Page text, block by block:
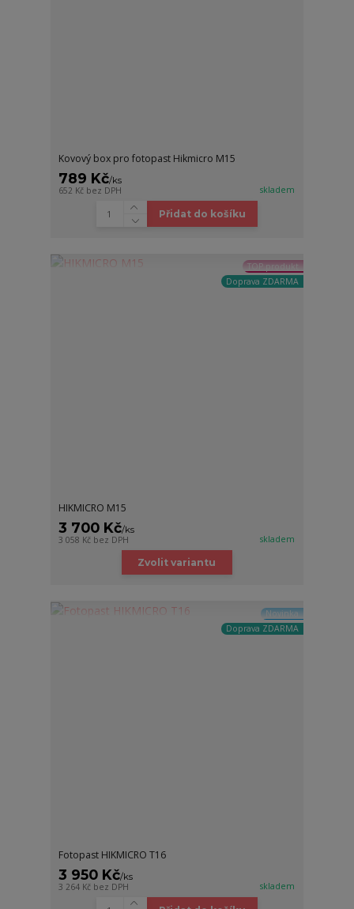
Kovový box pro fotopast Hikmicro M15
789 Kč/ks
652 Kč bez DPH skladem
Přidat do košíku
TOP produkt
Doprava ZDARMA
HIKMICRO M15
3 700 Kč/ks
3 058 Kč bez DPH skladem
Zvolit variantu
Novinka
Doprava ZDARMA
Fotopast HIKMICRO T16
3 950 Kč/ks
3 264 Kč bez DPH skladem